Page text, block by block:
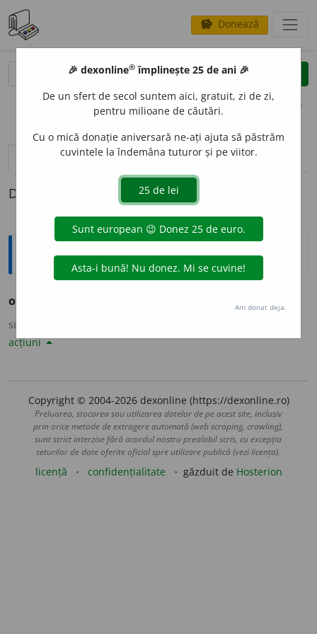
savings Donează
clear
opțiuni
definiții (1) pronunțievolume_up (10)
Definiția cu ID-ul 1012899:
Sinonime
oc
sursa:
acțiuni
Copyright © 2004-2026 dexonline (https://dexonline.ro)
Preluarea, stocarea sau utilizarea datelor de pe acest site, inclusiv
prin orice metode de extragere automată (web scraping, crawling),
sunt strict interzise fără acordul nostru prealabil scris, cu excepția
seturilor de date oferite oficial spre utilizare publică (vezi licența).
licență confidențialitate găzduit de Hosterion
🎉 dexonline® împlinește 25 de ani 🎉
De un sfert de secol suntem aici, gratuit, zi de zi,
pentru milioane de căutări.
Cu o mică donație aniversară ne-ați ajuta să păstrăm
cuvintele la îndemâna tuturor și pe viitor.
Am donat deja.